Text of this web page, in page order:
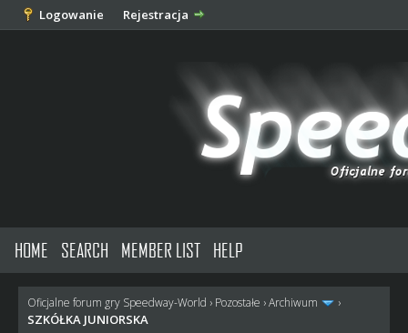
Logowanie Rejestracja
HOME SEARCH MEMBER LIST HELP
Oficjalne forum gry Speedway-World › Pozostałe ›Archiwum ›
SZKÓŁKA JUNIORSKA